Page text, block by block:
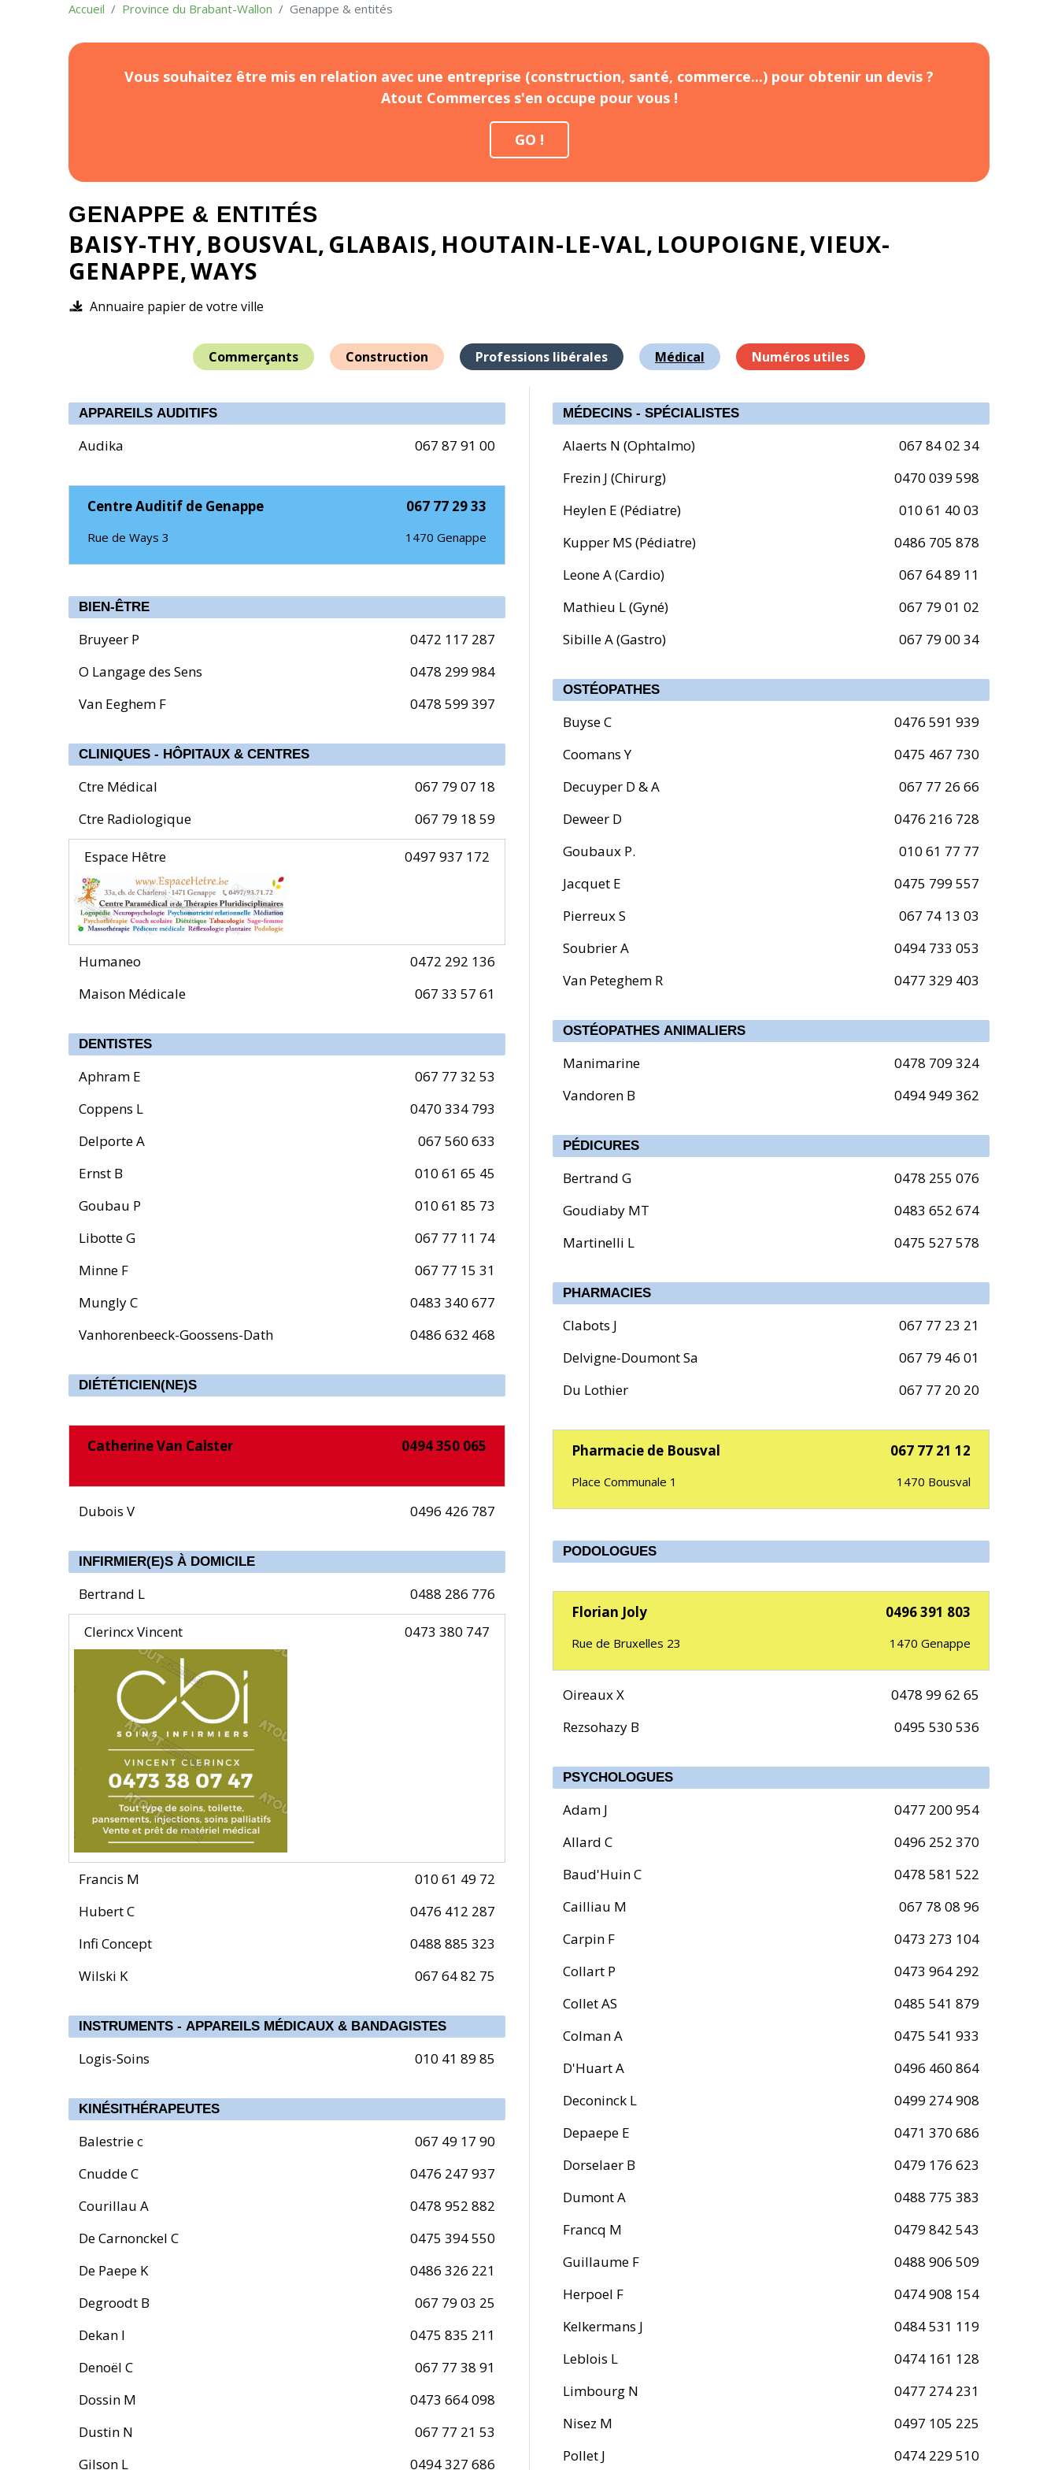
Accueil Province du Brabant-Wallon Genappe & entités
Vous souhaitez être mis en relation avec une entreprise (construction, santé, commerce...) pour obtenir un devis ?
Atout Commerces s'en occupe pour vous !
GO !
GENAPPE & ENTITÉS
BAISY-THY BOUSVAL GLABAIS HOUTAIN-LE-VAL LOUPOIGNE VIEUX-
GENAPPE WAYS
Annuaire papier de votre ville
Commerçants Construction Professions libérales Médical Numéros utiles
APPAREILS AUDITIFS
Audika 067 87 91 00
Centre Auditif de Genappe 067 77 29 33
Rue de Ways 3 1470 Genappe
BIEN-ÊTRE
Bruyeer P
0472 117 287
O Langage des Sens
0478 299 984
Van Eeghem F
0478 599 397
CLINIQUES - HÔPITAUX & CENTRES
Ctre Médical
067 79 07 18
Ctre Radiologique
067 79 18 59
Espace Hêtre 0497 937 172
Humaneo
0472 292 136
Maison Médicale
067 33 57 61
DENTISTES
Aphram E
067 77 32 53
Coppens L
0470 334 793
Delporte A
067 560 633
Ernst B
010 61 65 45
Goubau P
010 61 85 73
Libotte G
067 77 11 74
Minne F
067 77 15 31
Mungly C
0483 340 677
Vanhorenbeeck-Goossens-Dath
0486 632 468
DIÉTÉTICIEN(NE)S
Catherine Van Calster 0494 350 065
Dubois V 0496 426 787
INFIRMIER(E)S À DOMICILE
Bertrand L 0488 286 776
Clerincx Vincent 0473 380 747
Francis M
010 61 49 72
Hubert C
0476 412 287
Infi Concept
0488 885 323
Wilski K
067 64 82 75
INSTRUMENTS - APPAREILS MÉDICAUX & BANDAGISTES
Logis-Soins 010 41 89 85
KINÉSITHÉRAPEUTES
Balestrie c
067 49 17 90
Cnudde C
0476 247 937
Courillau A
0478 952 882
De Carnonckel C
0475 394 550
De Paepe K
0486 326 221
Degroodt B
067 79 03 25
Dekan I
0475 835 211
Denoël C
067 77 38 91
Dossin M
0473 664 098
Dustin N
067 77 21 53
Gilson L
0494 327 686
MÉDECINS - SPÉCIALISTES
Alaerts N (Ophtalmo)
067 84 02 34
Frezin J (Chirurg)
0470 039 598
Heylen E (Pédiatre)
010 61 40 03
Kupper MS (Pédiatre)
0486 705 878
Leone A (Cardio)
067 64 89 11
Mathieu L (Gyné)
067 79 01 02
Sibille A (Gastro)
067 79 00 34
OSTÉOPATHES
Buyse C
0476 591 939
Coomans Y
0475 467 730
Decuyper D & A
067 77 26 66
Deweer D
0476 216 728
Goubaux P.
010 61 77 77
Jacquet E
0475 799 557
Pierreux S
067 74 13 03
Soubrier A
0494 733 053
Van Peteghem R
0477 329 403
OSTÉOPATHES ANIMALIERS
Manimarine
0478 709 324
Vandoren B
0494 949 362
PÉDICURES
Bertrand G
0478 255 076
Goudiaby MT
0483 652 674
Martinelli L
0475 527 578
PHARMACIES
Clabots J
067 77 23 21
Delvigne-Doumont Sa
067 79 46 01
Du Lothier
067 77 20 20
Pharmacie de Bousval 067 77 21 12
Place Communale 1 1470 Bousval
PODOLOGUES
Florian Joly 0496 391 803
Rue de Bruxelles 23 1470 Genappe
Oireaux X
0478 99 62 65
Rezsohazy B
0495 530 536
PSYCHOLOGUES
Adam J
0477 200 954
Allard C
0496 252 370
Baud'Huin C
0478 581 522
Cailliau M
067 78 08 96
Carpin F
0473 273 104
Collart P
0473 964 292
Collet AS
0485 541 879
Colman A
0475 541 933
D'Huart A
0496 460 864
Deconinck L
0499 274 908
Depaepe E
0471 370 686
Dorselaer B
0479 176 623
Dumont A
0488 775 383
Francq M
0479 842 543
Guillaume F
0488 906 509
Herpoel F
0474 908 154
Kelkermans J
0484 531 119
Leblois L
0474 161 128
Limbourg N
0477 274 231
Nisez M
0497 105 225
Pollet J
0474 229 510